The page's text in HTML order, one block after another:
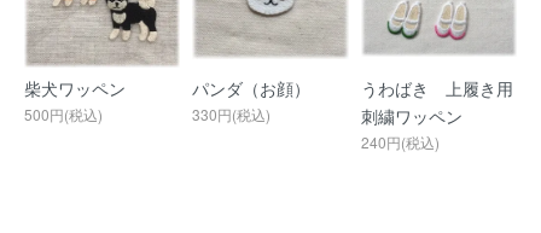
柴犬ワッペン
500円(税込)
パンダ（お顔）
330円(税込)
うわばき 上履き用
刺繍ワッペン
240円(税込)